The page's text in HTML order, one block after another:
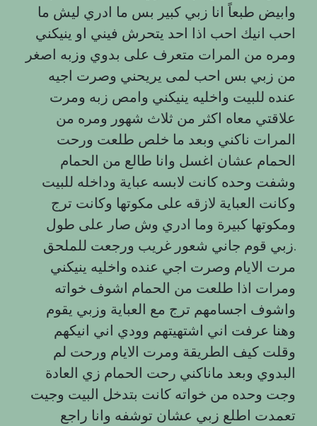
وابيض طبعاً انا زبي كبير بس ما ادري ليش ما
احب انيك احب اذا احد يتحرش فيني او ينيكني
ومره من المرات متعرف على بدوي وزبه اصغر
من زبي بس احب لمى يريحني وصرت اجيه
عنده للبيت واخليه ينيكني وامص زبه ومرت
علاقتي معاه اكثر من ثلاث شهور ومره من
المرات ناكني وبعد ما خلص طلعت ورحت
الحمام عشان اغسل وانا طالع من الحمام
وشفت وحده كانت لابسه عباية وداخله للبيت
وكانت العباية لازقه على مكوتها وكانت ترج
ومكوتها كبيرة وما ادري وش صار على طول
زبي قوم جاني شعور غريب ورجعت للملحق.
مرت الايام وصرت اجي عنده واخليه ينيكني
ومرات اذا طلعت من الحمام اشوف خواته
واشوف اجسامهم ترج مع العباية وزبي يقوم
وهنا عرفت اني اشتهيتهم وودي اني انيكهم
وقلت كيف الطريقة ومرت الايام ورحت لم
البدوي وبعد ماناكني رحت الحمام زي العادة
وجت وحده من خواته كانت بتدخل البيت وجيت
تعمدت اطلع زبي عشان توشفه وانا راجع